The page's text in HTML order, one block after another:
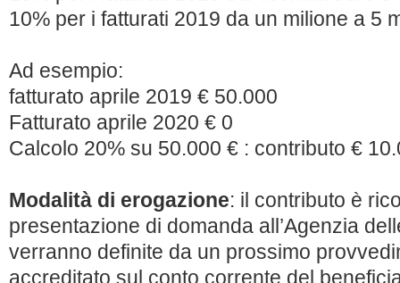
10% per i fatturati 2019 da un milione a 5
Ad esempio:
fatturato aprile 2019 € 50.000
Fatturato aprile 2020 € 0
Calcolo 20% su 50.000 € : contributo €
Modalità di erogazione: il contributo è
presentazione di domanda all’Agenzia
verranno definite da un prossimo
accreditato sul conto corrente del